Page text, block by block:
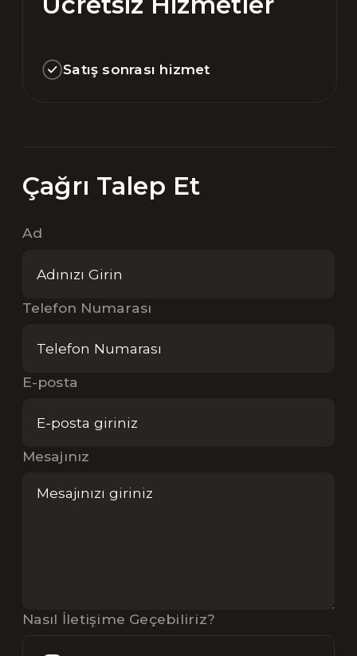
Satış sonrası hizmet
Çağrı Talep Et
Ad
Telefon Numarası
E-posta
Mesajınız
Nasıl İletişime Geçebiliriz?